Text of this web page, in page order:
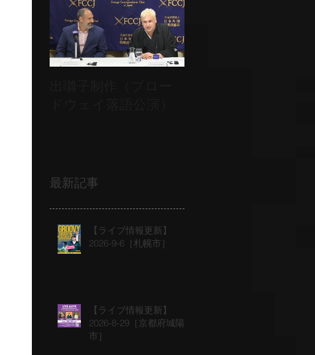
最新記事
【ライブ情報更新】
2026-9-6［札幌市］
【ライブ情報更新】
2026-8-29［京都府城陽
市］